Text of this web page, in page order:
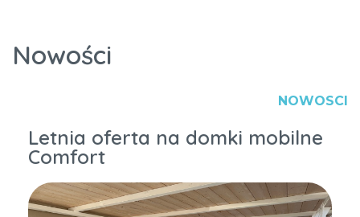
Nowości
NOWOSCI
Letnia oferta na domki mobilne
Comfort